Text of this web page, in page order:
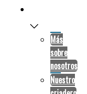
Más
sobre
nosotros
Nuestro
El canario